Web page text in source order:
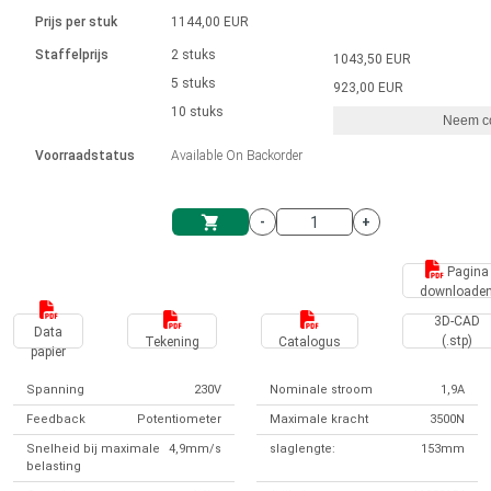
Eenheidssysteem
Solenoïden
driver
Ø 28-42| 1-1400 rpm | <= 290Ncm
Borstelloze DC-motordrivers
Borstel DC-motordrivers DPWM-
Stappenmotor drivers
Synchroon-asynchroon | voor 1-4 aandrijvingen
Besturingskasten
Synchroon-asynchroon | voor 1-4 aandrijvingen
Français (EUR)
Norsk (NOK)
Suomi (EUR)
Svenska (SEK)
Prijs per stuk
Staffelprijs
Voorraadstatus
1144,00 EUR
2 stuks
5 stuks
10 stuks
Available On Backorder
1043,50 EUR
923,00 EUR
Neem
- +
Pagina
Data
papier
Tekening Catalogus
3D-CAD
(.stp)
Spanning 230V Nominale stroom 1,9A
Feedback Potentiometer Maximale kracht 3500N
Snelheid bij maximale
belasting
4,9mm/s slaglengte: 153mm